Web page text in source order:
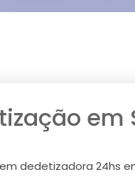
em
dedetizadora 24hs